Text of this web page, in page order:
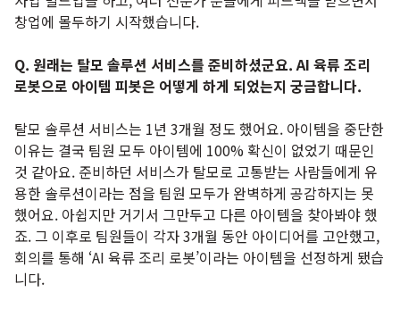
창업에 몰두하기 시작했습니다.
Q. 원래는 탈모 솔루션 서비스를 준비하셨군요. AI 육류 조리
로봇으로 아이템 피봇은 어떻게 하게 되었는지 궁금합니다.
탈모 솔루션 서비스는 1년 3개월 정도 했어요. 아이템을 중단한
이유는 결국 팀원 모두 아이템에 100% 확신이 없었기 때문인
것 같아요. 준비하던 서비스가 탈모로 고통받는 사람들에게 유
용한 솔루션이라는 점을 팀원 모두가 완벽하게 공감하지는 못
했어요. 아쉽지만 거기서 그만두고 다른 아이템을 찾아봐야 했
죠. 그 이후로 팀원들이 각자 3개월 동안 아이디어를 고안했고,
회의를 통해 ‘AI 육류 조리 로봇’이라는 아이템을 선정하게 됐습
니다.